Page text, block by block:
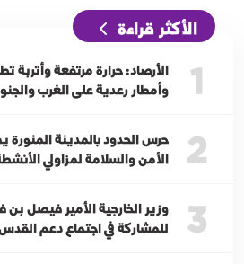
الأكثر قراءة
1
الأرصاد: حرارة مرتفعة وأتربة
وأمطار رعدية على الغرب
2
حرس الحدود بالمدينة المنورة
الأمن والسلامة لمزاولي
3
وزير الخارجية الأمير فيصل
للمشاركة في اجتماع دعم